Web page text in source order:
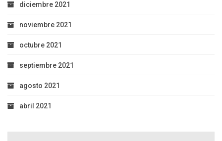
diciembre 2021
noviembre 2021
octubre 2021
septiembre 2021
agosto 2021
abril 2021